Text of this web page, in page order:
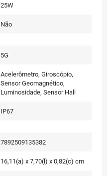
25W
Não
5G
Acelerômetro, Giroscópio,
Sensor Geomagnético,
Luminosidade, Sensor Hall
IP67
7892509135382
16,11(a) x 7,70(l) x 0,82(c) cm